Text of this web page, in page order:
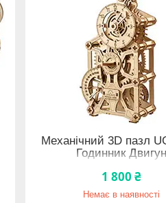
Механічний 3D пазл
Годинник Двигун
1 800 ₴
Немає в наявності